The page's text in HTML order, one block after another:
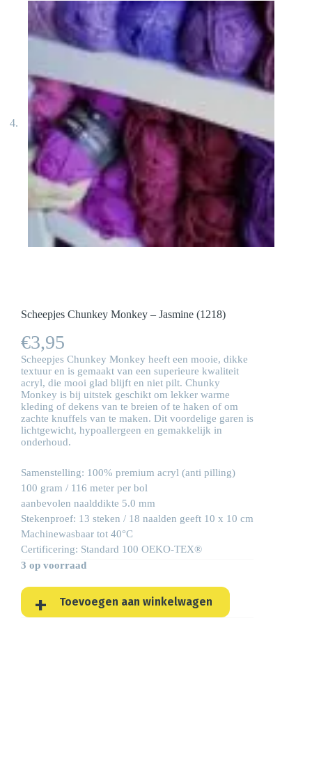
Scheepjes Chunkey Monkey – Jasmine (1218)
€3,95
Scheepjes Chunkey Monkey heeft een mooie, dikke
textuur en is gemaakt van een superieure kwaliteit
acryl, die mooi glad blijft en niet pilt. Chunky
Monkey is bij uitstek geschikt om lekker warme
kleding of dekens van te breien of te haken of om
zachte knuffels van te maken. Dit voordelige garen is
lichtgewicht, hypoallergeen en gemakkelijk in
onderhoud.
Samenstelling: 100% premium acryl (anti pilling)
100 gram / 116 meter per bol
aanbevolen naalddikte 5.0 mm
Stekenproef: 13 steken / 18 naalden geeft 10 x 10 cm
Machinewasbaar tot 40°C
Certificering: Standard 100 OEKO-TEX®
3 op voorraad
Toevoegen aan winkelwagen